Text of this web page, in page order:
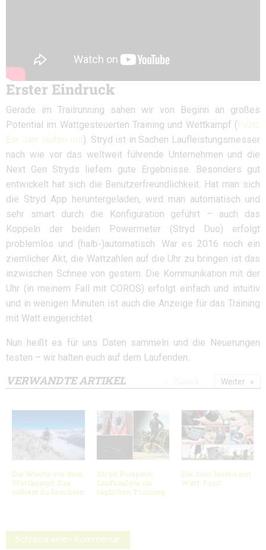
Erster Eindruck
Gerade im Trailrunning sahen wir von Beginn an großes
Potential im Wattgesteuerten Training und Wettkampf (Fazit:
Ein Jahr laufen mit). Stryd ist in Sachen Laufleistungsmesser
nach wie vor das weltweit führende Unternehmen und die
Next Gen Stryds liefern gute Ergebnisse. Besonders gut
entwickelt hat sich die Benutzerfreundlichkeit. Hat man sich
die Stryd App heruntergeladen, wird man automatisch und
sehr smart durch die Konfiguration geführt – auch das
Koppeln der beiden Powermeter (Stryd Duo) erfolgt
problemlos und (halb-)automatisch. War es 2016 noch ein
ziemlicher Akt, die Wattzahlen auf die Uhr zu bringen ist das
inzwischen Schnee von gestern. Die Kommunikation mit der
Uhr (in meinem Fall mit COROS) erfolgt einfach und intuitiv
und in wenigen Minuten ist auch die Anzeige für das Training
mit Watt eingerichtet.
Nun heißt es für uns Daten sammeln und die Neuerungen
testen – wir halten euch auf dem Laufenden..
VERWANDTE ARTIKEL
Die Woche vor dem
Wettkampf: Das
solltest du beachten
Stryd Footpath:
Laufanalyse im
täglichen Training
Ein Jahr laufen mit
Watt: Fazit
Weiter
Schreibe einen Kommentar